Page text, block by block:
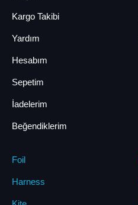
Kargo Takibi
Yardım
Hesabım
Sepetim
İadelerim
Beğendiklerim
Foil
Harness